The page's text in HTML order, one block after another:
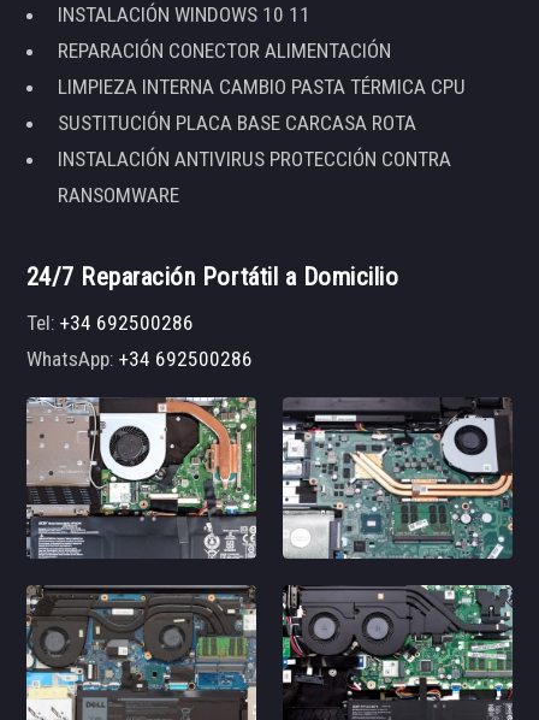
INSTALACIÓN WINDOWS 10 11
REPARACIÓN CONECTOR ALIMENTACIÓN
LIMPIEZA INTERNA CAMBIO PASTA TÉRMICA CPU
SUSTITUCIÓN PLACA BASE CARCASA ROTA
INSTALACIÓN ANTIVIRUS PROTECCIÓN CONTRA
RANSOMWARE
24/7 Reparación Portátil a Domicilio
Tel:+34 692500286
WhatsApp:+34 692500286